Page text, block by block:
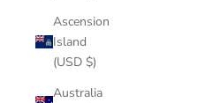
Ascension
Island
(USD $)
Australia